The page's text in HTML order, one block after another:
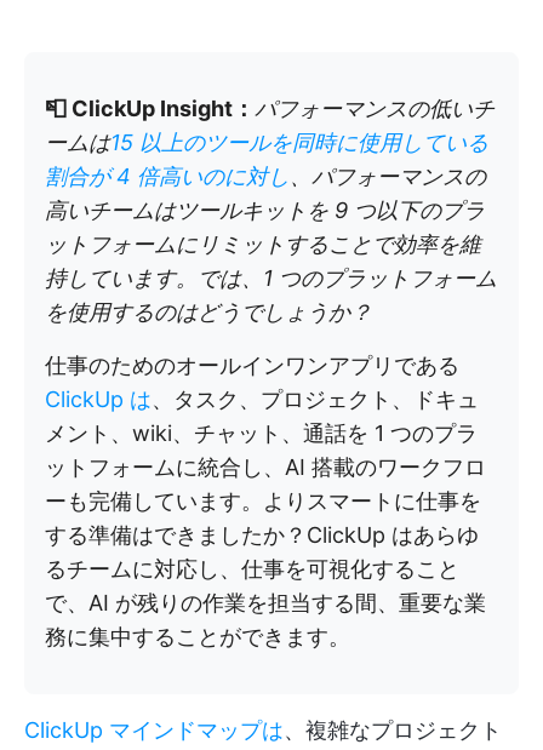
📮 ClickUp Insight： パフォーマンスの低いチ
ームは15 以上のツールを同時に使用している
割合が 4 倍高いのに対し、パフォーマンスの
高いチームはツールキットを 9 つ以下のプラ
ットフォームにリミットすることで効率を維
持しています。では、1 つのプラットフォーム
を使用するのはどうでしょうか？
仕事のためのオールインワンアプリである
ClickUp は、タスク、プロジェクト、ドキュ
メント、wiki、チャット、通話を 1 つのプラ
ットフォームに統合し、AI 搭載のワークフロ
ーも完備しています。よりスマートに仕事を
する準備はできましたか？ClickUp はあらゆ
るチームに対応し、仕事を可視化すること
で、AI が残りの作業を担当する間、重要な業
務に集中することができます。
ClickUp マインドマップは、複雑なプロジェクト